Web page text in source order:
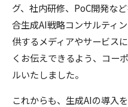
グ、社内研修、PoC開発な
合生成AI戦略コンサルティ
供するメディアやサービス
くお伝えできるよう、コー
ルいたしました。
これからも、生成AIの導入